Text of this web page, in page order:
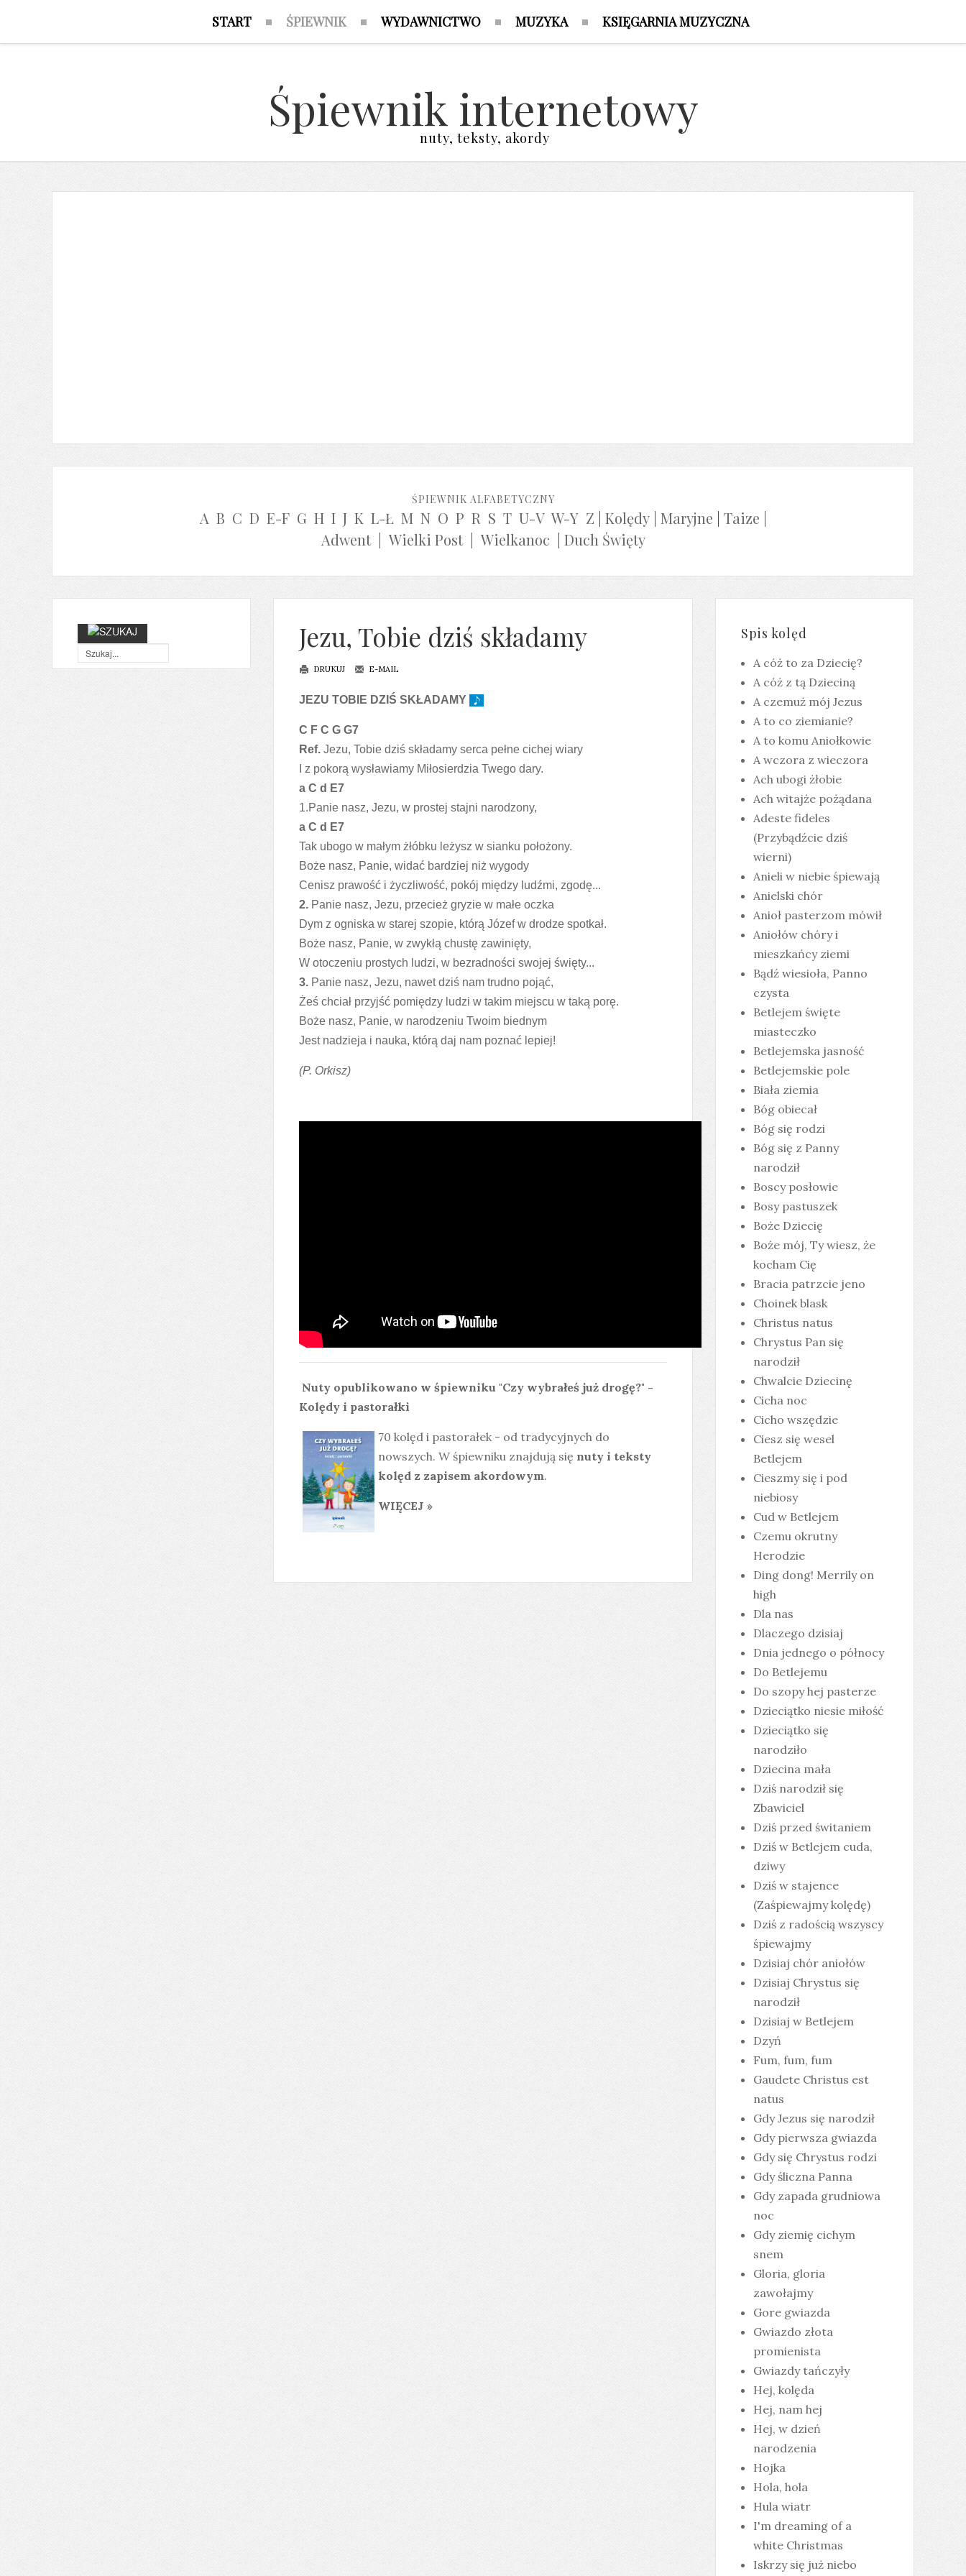
START ŚPIEWNIK WYDAWNICTWO MUZYKA KSIĘGARNIA MUZYCZNA
Śpiewnik internetowy
nuty, teksty, akordy
ŚPIEWNIK ALFABETYCZNY
A B C D E-F G H I J K L-Ł M N O P R S T U-V W-Y Z Kolędy| Maryjne Taize
Adwent| Wielki Post| Wielkanoc Duch Święty
Jezu, Tobie dziś składamy
DRUKUJ E-MAIL
JEZU TOBIE DZIŚ SKŁADAMY
C F C G G7
Ref.Jezu, Tobie dziś składamy serca pełne cichej wiary
I z pokorą wysławiamy Miłosierdzia Twego dary.
a C d E7
1.Panie nasz, Jezu, w prostej stajni narodzony,
a C d E7
Tak ubogo w małym żłóbku leżysz w sianku położony.
Boże nasz, Panie, widać bardziej niż wygody
Cenisz prawość i życzliwość, pokój między ludźmi, zgodę...
2. Panie nasz, Jezu, przecież gryzie w małe oczka
Dym z ogniska w starej szopie, którą Józef w drodze spotkał.
Boże nasz, Panie, w zwykłą chustę zawinięty,
W otoczeniu prostych ludzi, w bezradności swojej święty...
3. Panie nasz, Jezu, nawet dziś nam trudno pojąć,
Żeś chciał przyjść pomiędzy ludzi w takim miejscu w taką porę.
Boże nasz, Panie, w narodzeniu Twoim biednym
Jest nadzieja i nauka, którą daj nam poznać lepiej!
(P. Orkisz)
Nuty opublikowano w śpiewniku "Czy wybrałeś już drogę?" -
Kolędy i pastorałki
70 kolęd i pastorałek - od tradycyjnych do
nowszych. W śpiewniku znajdują się nuty i teksty
kolęd z zapisem akordowym.
WIĘCEJ »
Spis kolęd
A cóż to za Dziecię?
A cóż z tą Dzieciną
A czemuż mój Jezus
A to co ziemianie?
A to komu Aniołkowie
A wczora z wieczora
Ach ubogi żłobie
Ach witajże pożądana
Adeste fideles
(Przybądźcie dziś
wierni)
Anieli w niebie śpiewają
Anielski chór
Anioł pasterzom mówił
Aniołów chóry i
mieszkańcy ziemi
Bądź wiesioła, Panno
czysta
Betlejem święte
miasteczko
Betlejemska jasność
Betlejemskie pole
Biała ziemia
Bóg obiecał
Bóg się rodzi
Bóg się z Panny
narodził
Boscy posłowie
Bosy pastuszek
Boże Dziecię
Boże mój, Ty wiesz, że
kocham Cię
Bracia patrzcie jeno
Choinek blask
Christus natus
Chrystus Pan się
narodził
Chwalcie Dziecinę
Cicha noc
Cicho wszędzie
Ciesz się wesel
Betlejem
Cieszmy się i pod
niebiosy
Cud w Betlejem
Czemu okrutny
Herodzie
Ding dong! Merrily on
high
Dla nas
Dlaczego dzisiaj
Dnia jednego o północy
Do Betlejemu
Do szopy hej pasterze
Dzieciątko niesie miłość
Dzieciątko się
narodziło
Dziecina mała
Dziś narodził się
Zbawiciel
Dziś przed świtaniem
Dziś w Betlejem cuda,
dziwy
Dziś w stajence
(Zaśpiewajmy kolędę)
Dziś z radością wszyscy
śpiewajmy
Dzisiaj chór aniołów
Dzisiaj Chrystus się
narodził
Dzisiaj w Betlejem
Dzyń
Fum, fum, fum
Gaudete Christus est
natus
Gdy Jezus się narodził
Gdy pierwsza gwiazda
Gdy się Chrystus rodzi
Gdy śliczna Panna
Gdy zapada grudniowa
noc
Gdy ziemię cichym
snem
Gloria, gloria
zawołajmy
Gore gwiazda
Gwiazdo złota
promienista
Gwiazdy tańczyły
Hej, kolęda
Hej, nam hej
Hej, w dzień
narodzenia
Hojka
Hola, hola
Hula wiatr
I'm dreaming of a
white Christmas
Iskrzy się już niebo